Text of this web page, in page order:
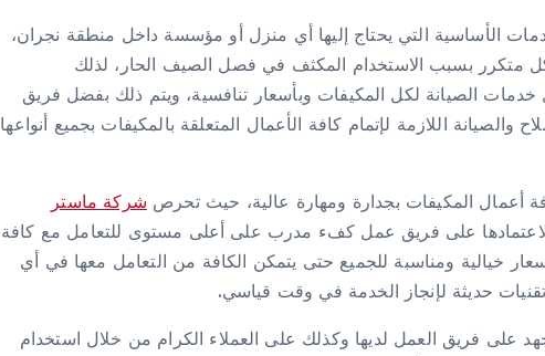
الأساسية التي يحتاج إليها أي منزل أو مؤسسة داخل منطقة نجران،
متكرر بسبب الاستخدام المكثف في فصل الصيف الحار، لذلك
الصيانة لكل المكيفات وبأسعار تنافسية، ويتم ذلك بفضل فريق
اللازمة لإتمام كافة الأعمال المتعلقة بالمكيفات بجميع أنواعها
أعمال المكيفات بجدارة ومهارة عالية، حيث تحرص شركة ماستر
لاعتمادها على فريق عمل كفء مدرب على أعلى مستوى للتعامل مع كافة
خيالية ومناسبة للجميع حتى يتمكن الكافة من التعامل معها في أي
على فريق العمل لديها وكذلك على العملاء الكرام من خلال استخدام